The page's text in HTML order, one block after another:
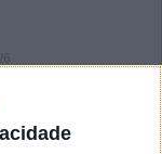
k me permita por
Ja percorri o painel